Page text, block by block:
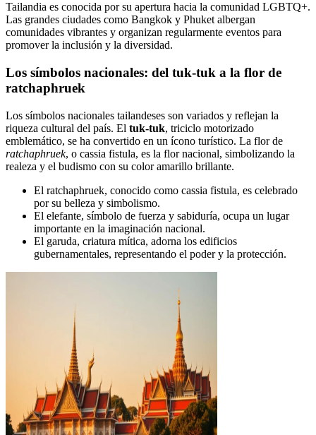
Tailandia es conocida por su apertura hacia la comunidad LGBTQ+.
Las grandes ciudades como Bangkok y Phuket albergan
comunidades vibrantes y organizan regularmente eventos para
promover la inclusión y la diversidad.
Los símbolos nacionales: del tuk-tuk a la flor de
ratchaphruek
Los símbolos nacionales tailandeses son variados y reflejan la
riqueza cultural del país. El tuk-tuk, triciclo motorizado
emblemático, se ha convertido en un ícono turístico. La flor de
ratchaphruek, o cassia fistula, es la flor nacional, simbolizando la
realeza y el budismo con su color amarillo brillante.
El ratchaphruek, conocido como cassia fistula, es celebrado
por su belleza y simbolismo.
El elefante, símbolo de fuerza y sabiduría, ocupa un lugar
importante en la imaginación nacional.
El garuda, criatura mítica, adorna los edificios
gubernamentales, representando el poder y la protección.